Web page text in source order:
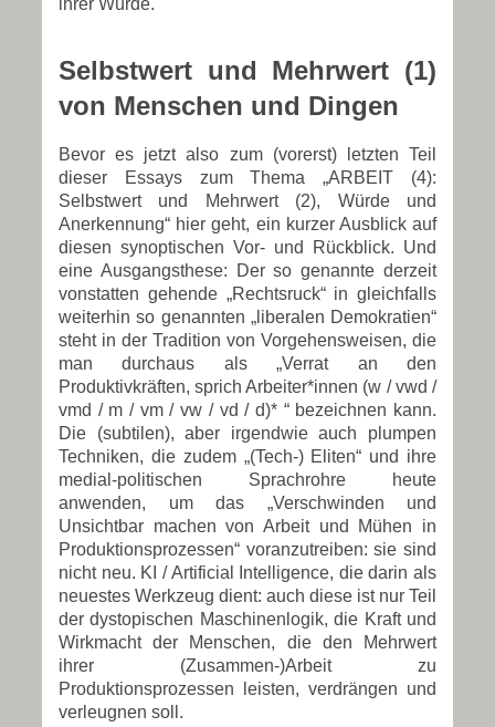
ihrer Würde.
Selbstwert und Mehrwert (1)
von Menschen und Dingen
Bevor es jetzt also zum (vorerst) letzten Teil
dieser Essays zum Thema „ARBEIT (4):
Selbstwert und Mehrwert (2), Würde und
Anerkennung“ hier geht, ein kurzer Ausblick auf
diesen synoptischen Vor- und Rückblick. Und
eine Ausgangsthese: Der so genannte derzeit
vonstatten gehende „Rechtsruck“ in gleichfalls
weiterhin so genannten „liberalen Demokratien“
steht in der Tradition von Vorgehensweisen, die
man durchaus als „Verrat an den
Produktivkräften, sprich Arbeiter*innen (w / vwd /
vmd / m / vm / vw / vd / d)* “ bezeichnen kann.
Die (subtilen), aber irgendwie auch plumpen
Techniken, die zudem „(Tech-) Eliten“ und ihre
medial-politischen Sprachrohre heute
anwenden, um das „Verschwinden und
Unsichtbar machen von Arbeit und Mühen in
Produktionsprozessen“ voranzutreiben: sie sind
nicht neu. KI / Artificial Intelligence, die darin als
neuestes Werkzeug dient: auch diese ist nur Teil
der dystopischen Maschinenlogik, die Kraft und
Wirkmacht der Menschen, die den Mehrwert
ihrer (Zusammen-)Arbeit zu
Produktionsprozessen leisten, verdrängen und
verleugnen soll.